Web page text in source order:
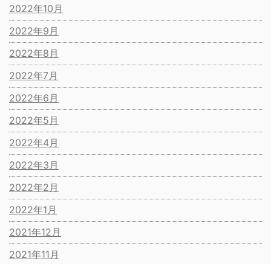
2022年10月
2022年9月
2022年8月
2022年7月
2022年6月
2022年5月
2022年4月
2022年3月
2022年2月
2022年1月
2021年12月
2021年11月